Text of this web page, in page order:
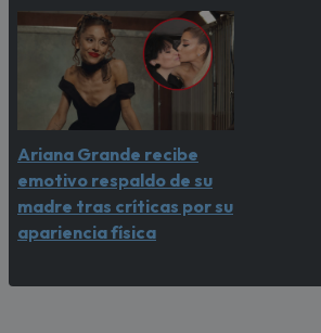
Ariana Grande recibe
emotivo respaldo de su
madre tras críticas por su
apariencia física